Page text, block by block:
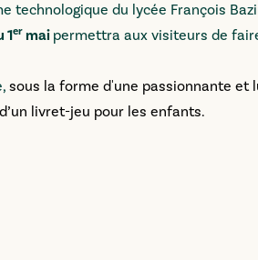
technologique du lycée François
1er mai permettra aux visiteurs de
sous la forme d'une passionnante et
livret-jeu pour les enfants.